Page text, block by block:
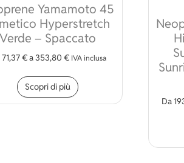
varianti. Le opzioni possono essere
Yamamoto 45
Hyperstretch
Verde – Spaccato
71,37€a353,80 € IVA inclusa
Scopri di più
Questo prodotto ha
Da